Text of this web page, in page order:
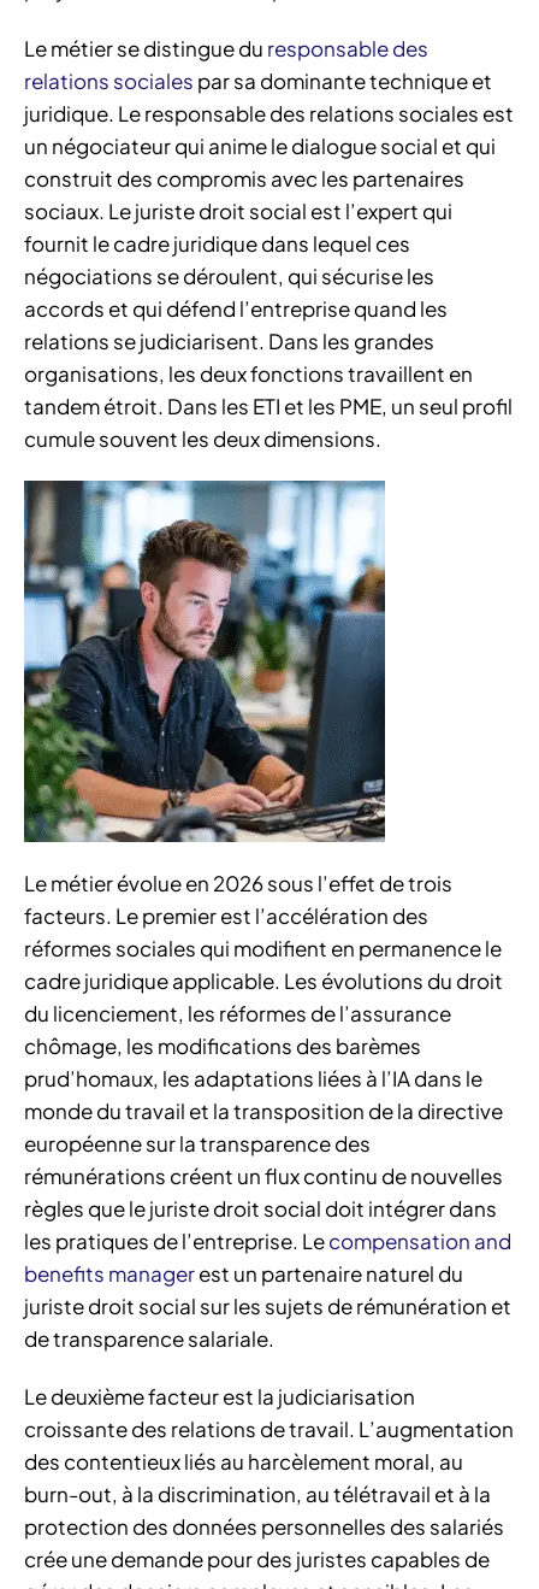
Le métier se distingue du responsable des
relations sociales par sa dominante technique et
juridique. Le responsable des relations sociales est
un négociateur qui anime le dialogue social et qui
construit des compromis avec les partenaires
sociaux. Le juriste droit social est l’expert qui
fournit le cadre juridique dans lequel ces
négociations se déroulent, qui sécurise les
accords et qui défend l’entreprise quand les
relations se judiciarisent. Dans les grandes
organisations, les deux fonctions travaillent en
tandem étroit. Dans les ETI et les PME, un seul profil
cumule souvent les deux dimensions.
Le métier évolue en 2026 sous l’effet de trois
facteurs. Le premier est l’accélération des
réformes sociales qui modifient en permanence le
cadre juridique applicable. Les évolutions du droit
du licenciement, les réformes de l’assurance
chômage, les modifications des barèmes
prud’homaux, les adaptations liées à l’IA dans le
monde du travail et la transposition de la directive
européenne sur la transparence des
rémunérations créent un flux continu de nouvelles
règles que le juriste droit social doit intégrer dans
les pratiques de l’entreprise. Lecompensation and
benefits managerest un partenaire naturel du
juriste droit social sur les sujets de rémunération et
de transparence salariale.
Le deuxième facteur est la judiciarisation
croissante des relations de travail. L’augmentation
des contentieux liés au harcèlement moral, au
burn-out, à la discrimination, au télétravail et à la
protection des données personnelles des salariés
crée une demande pour des juristes capables de